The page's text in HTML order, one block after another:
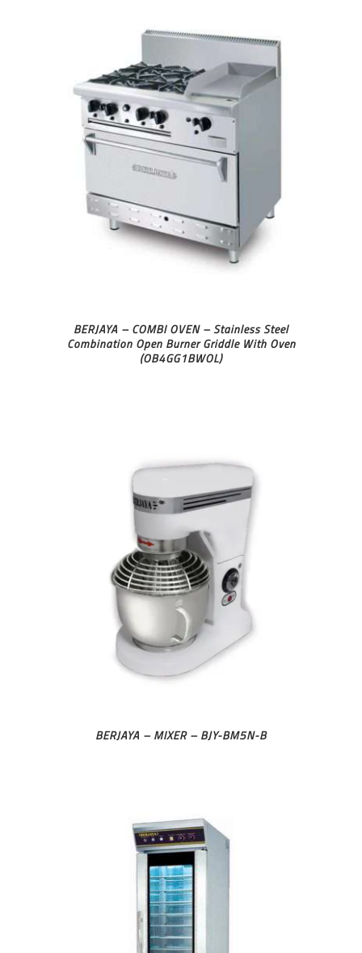
BERJAYA – COMBI OVEN – Stainless Steel
Combination Open Burner Griddle With Oven
(OB4GG1BWOL)
BERJAYA – MIXER – BJY-BM5N-B